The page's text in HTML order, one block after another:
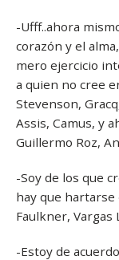
-Ufff..ahora
corazón y el
mero ejercicio
a quien no cree
Stevenson,
Assis, Camus, y
Guillermo Roz,
-Soy de los que
hay que hartarse
Faulkner, Vargas
-Estoy de